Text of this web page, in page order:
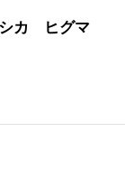
カ ヒグマ